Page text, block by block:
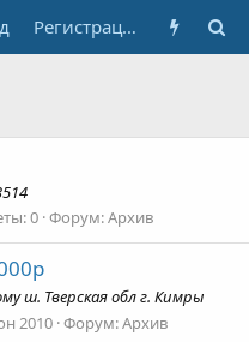
Регистрация
0 Форум:Архив
ш. Тверская обл г. Кимры
2010 Форум:Архив